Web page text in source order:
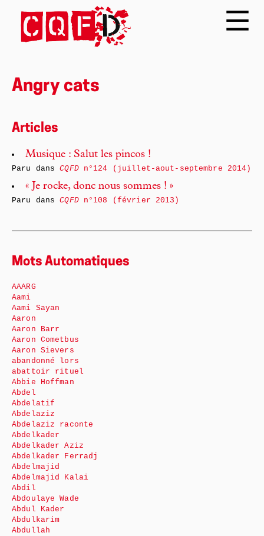
Angry cats
Articles
Musique : Salut les pincos !
Paru dansCQFDn°124 (juillet-aout-septembre 2014)
« Je rocke, donc nous sommes ! »
Paru dansCQFDn°108 (février 2013)
Mots Automatiques
AAARG
Aami
Aami Sayan
Aaron
Aaron Barr
Aaron Cometbus
Aaron Sievers
abandonné lors
abattoir rituel
Abbie Hoffman
Abdel
Abdelatif
Abdelaziz
Abdelaziz raconte
Abdelkader
Abdelkader Aziz
Abdelkader Ferradj
Abdelmajid
Abdelmajid Kalai
Abdil
Abdoulaye Wade
Abdul Kader
Abdulkarim
Abdullah